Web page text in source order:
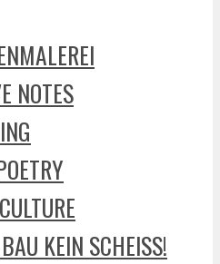
NOTES
KEIN SCHEISS!